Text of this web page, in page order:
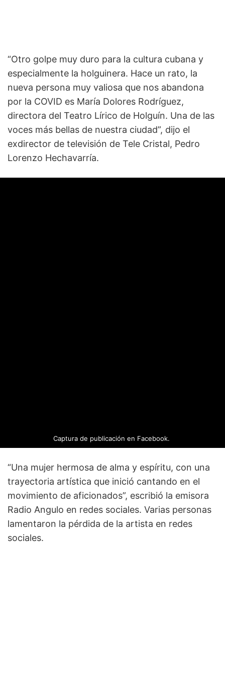
“Otro golpe muy duro para la cultura cubana y
especialmente la holguinera. Hace un rato, la
nueva persona muy valiosa que nos abandona
por la COVID es María Dolores Rodríguez,
directora del Teatro Lírico de Holguín. Una de las
voces más bellas de nuestra ciudad”, dijo el
exdirector de televisión de Tele Cristal, Pedro
Lorenzo Hechavarría.
Captura de publicación en Facebook.
“Una mujer hermosa de alma y espíritu, con una
trayectoria artística que inició cantando en el
movimiento de aficionados”, escribió la emisora
Radio Angulo en redes sociales. Varias personas
lamentaron la pérdida de la artista en redes
sociales.